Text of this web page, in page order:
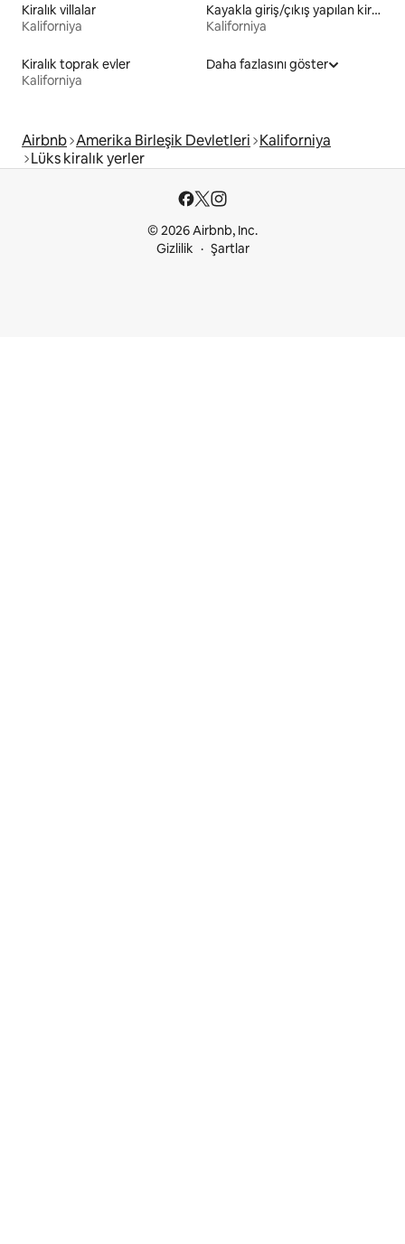
Kiralık villalar
Kaliforniya
Kayakla giriş/çıkış yapılan kiralık yerler
Kaliforniya
Kiralık toprak evler
Kaliforniya
Daha fazlasını göster
Airbnb Amerika Birleşik Devletleri Kaliforniya
Lüks kiralık yerler
© 2026 Airbnb, Inc.
Gizlilik
Şartlar